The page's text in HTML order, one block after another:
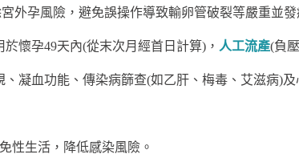
外孕風險，避免誤操作導致輸卵管破裂等嚴重並發
於懷孕49天內(從末次月經首日計算)， 人工流產(負
凝血功能、傳染病篩查(如乙肝、梅毒、艾滋病)
性生活，降低感染風險。